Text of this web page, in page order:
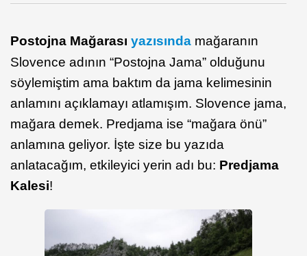
Postojna Mağarası yazısında mağaranın
Slovence adının “Postojna Jama” olduğunu
söylemiştim ama baktım da jama kelimesinin
anlamını açıklamayı atlamışım. Slovence jama,
mağara demek. Predjama ise “mağara önü”
anlamına geliyor. İşte size bu yazıda
anlatacağım, etkileyici yerin adı bu: Predjama
Kalesi!